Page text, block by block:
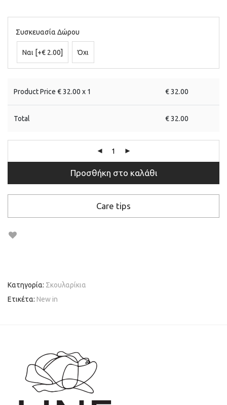
Συσκευασία Δώρου
Ναι [+€ 2.00] Όχι
Product Price €32.00 x 1 €32.00
Total €32.00
Προσθήκη στο καλάθι
Care tips
Κατηγορία: Σκουλαρίκια
Ετικέτα: New in